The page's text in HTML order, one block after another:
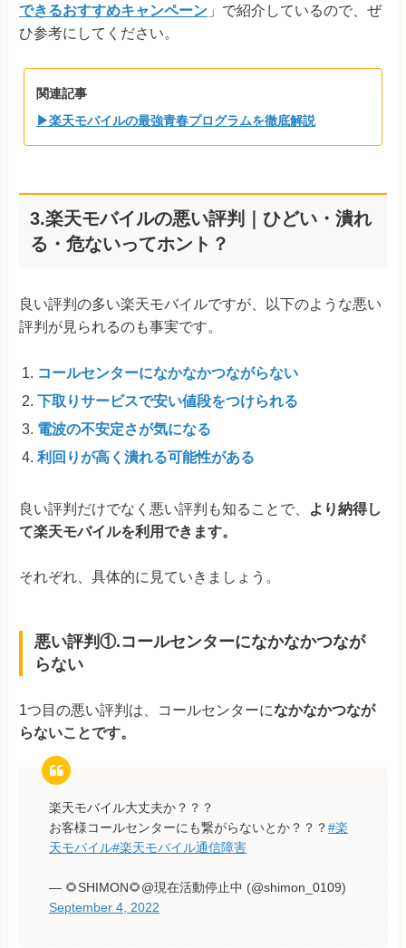
できるおすすめキャンペーン 」で紹介しているので、ぜ
ひ参考にしてください。
関連記事
▶楽天モバイルの最強青春プログラムを徹底解説
3.楽天モバイルの悪い評判｜ひどい・潰れ
る・危ないってホント？
良い評判の多い楽天モバイルですが、以下のような悪い
評判が見られるのも事実です。
コールセンターになかなかつながらない
下取りサービスで安い値段をつけられる
電波の不安定さが気になる
利回りが高く潰れる可能性がある
良い評判だけでなく悪い評判も知ることで、
より納得し
て楽天モバイルを利用できます。
それぞれ、具体的に見ていきましょう。
悪い評判①.コールセンターになかなかつなが
らない
1つ目の悪い評判は、コールセンターになかなかつなが
らないことです。
楽天モバイル大丈夫か？？？
お客様コールセンターにも繋がらないとか？？？#楽
天モバイル#楽天モバイル通信障害
— 🌻SHIMON🌻@現在活動停止中 (@shimon_0109)
September 4, 2022